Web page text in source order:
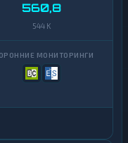
560,8
544 K